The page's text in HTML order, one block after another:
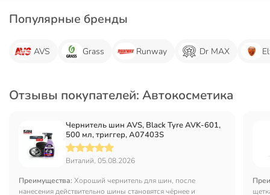
Популярные бренды
AVS Grass Runway Dr MAX
Отзывы покупателей: Автокосметика
Чернитель шин AVS, Black Tyre AVK-601,
500 мл, триггер, A07403S
Виталий, 05.08.2026
Преимущества: Хороший чернитель для шин, после
нанесения действительно шины становятся чёрнее и